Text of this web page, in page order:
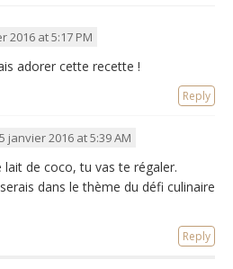
2016 at 5:17 PM
adorer cette recette !
Reply
janvier 2016 at 5:39 AM
lait de coco, tu vas te régaler.
dans le thème du défi culinaire
Reply